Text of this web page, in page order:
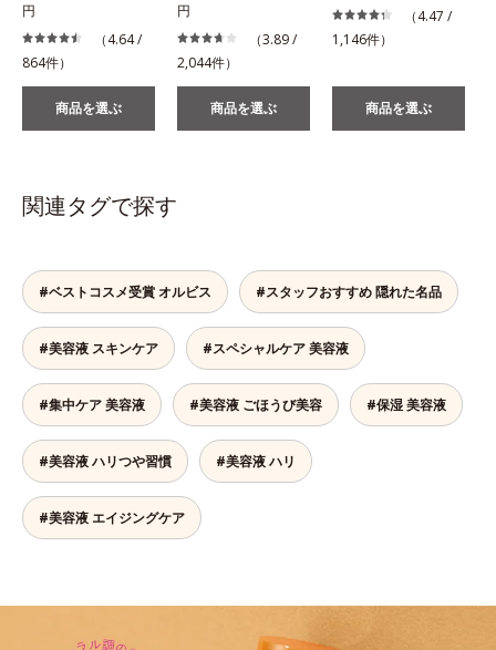
円
（4.64 /
864件）
商品を選ぶ
円
（3.89 /
2,044件）
商品を選ぶ
（4.47 /
1,146件）
商品を選ぶ
関連タグで探す
#ベストコスメ受賞 オルビス #スタッフおすすめ 隠れた名品
#美容液 スキンケア #スペシャルケア 美容液
#集中ケア 美容液 #美容液 ごほうび美容 #保湿 美容液
#美容液 ハリつや習慣 #美容液 ハリ
#美容液 エイジングケア